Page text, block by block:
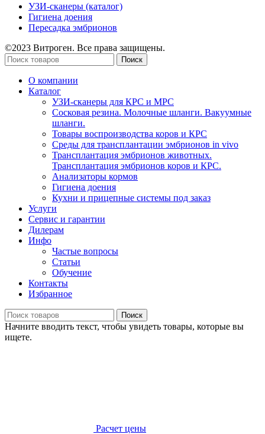
УЗИ-сканеры (каталог)
Гигиена доения
Пересадка эмбрионов
©2023 Витроген. Все права защищены.
Поиск
О компании
Каталог
УЗИ-сканеры для КРС и МРС
Сосковая резина. Молочные шланги. Вакуумные
шланги.
Товары воспроизводства коров и КРС
Среды для трансплантации эмбрионов in vivo
Трансплантация эмбрионов животных.
Трансплантация эмбрионов коров и КРС.
Анализаторы кормов
Гигиена доения
Кухни и прицепные системы под заказ
Услуги
Сервис и гарантии
Дилерам
Инфо
Частые вопросы
Статьи
Обучение
Контакты
Избранное
Поиск
Начните вводить текст, чтобы увидеть товары, которые вы
ищете.
Расчет цены